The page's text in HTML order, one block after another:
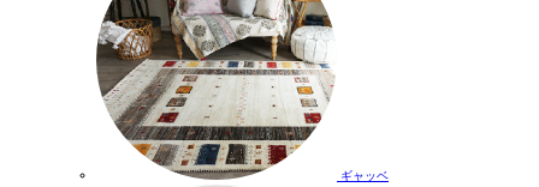
ギャッベ